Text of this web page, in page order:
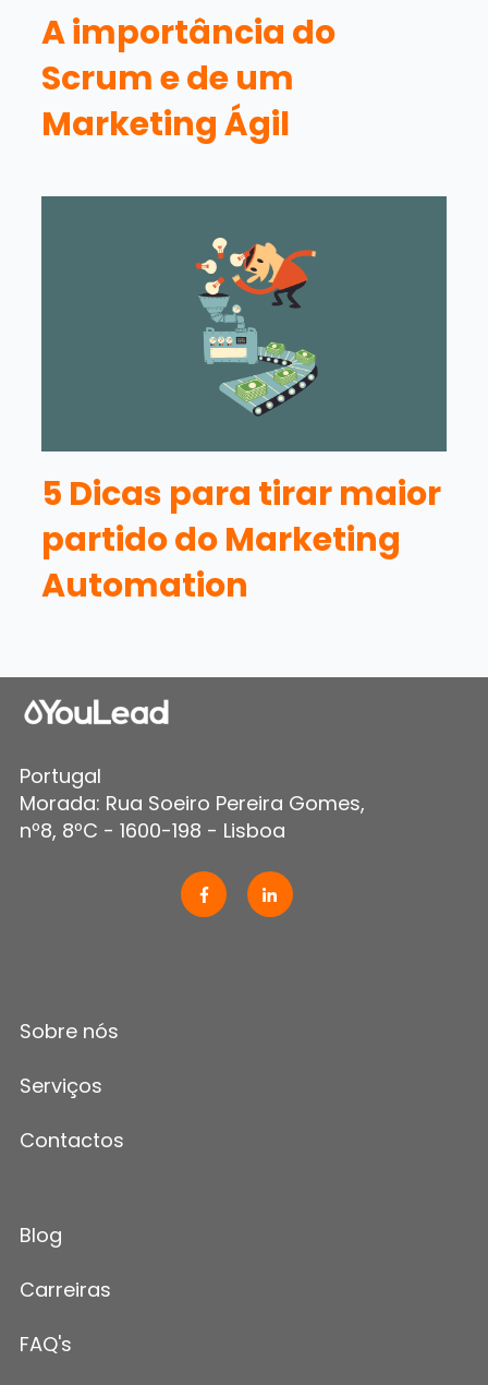
A importância do
Scrum e de um
Marketing Ágil
5 Dicas para tirar maior
partido do Marketing
Automation
Portugal
Morada: Rua Soeiro Pereira Gomes,
nº8, 8ºC - 1600-198 - Lisboa
Sobre nós
Serviços
Contactos
Blog
Carreiras
FAQ's